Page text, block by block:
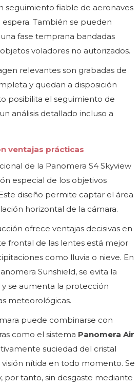
seguimiento fiable de aeronaves
También se pueden
fase temprana bandadas
voladores no autorizados.
relevantes son grabadas de
y quedan a disposición
posibilita el seguimiento de
análisis detallado incluso a
ventajas prácticas
de la Panomera S4 Skyview
especial de los objetivos
diseño permite captar el área
horizontal de la cámara.
ofrece ventajas decisivas en
frontal de las lentes está mejor
como lluvia o nieve. En
Sunshield, se evita la
y se aumenta la protección
meteorológicas.
puede combinarse con
como el sistema Panomera Air
suciedad del cristal
nítida en todo momento. Se
por tanto, sin desgaste mediante